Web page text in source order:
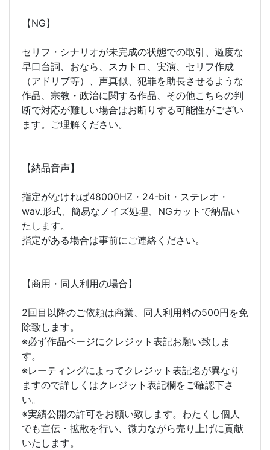
【NG】
セリフ・シナリオが未完成の状態での取引、過度な
早口台詞、おなら、スカトロ、実演、セリフ作成
（アドリブ等）、声真似、犯罪を助長させるような
作品、宗教・政治に関する作品、その他こちらの判
断で対応が難しい場合はお断りする可能性がござい
ます。ご理解ください。
【納品音声】
指定がなければ48000HZ・24-bit・ステレオ・
wav.形式、簡易なノイズ処理、NGカットで納品い
たします。
指定がある場合は事前にご連絡ください。
【商用・同人利用の場合】
2回目以降のご依頼は商業、同人利用料の500円を免
除致します。
※必ず作品ページにクレジット表記お願い致しま
す。
※レーティングによってクレジット表記名が異なり
ますので詳しくはクレジット表記欄をご確認下さ
い。
※実績公開の許可をお願い致します。わたくし個人
でも宣伝・拡散を行い、微力ながら売り上げに貢献
いたします。